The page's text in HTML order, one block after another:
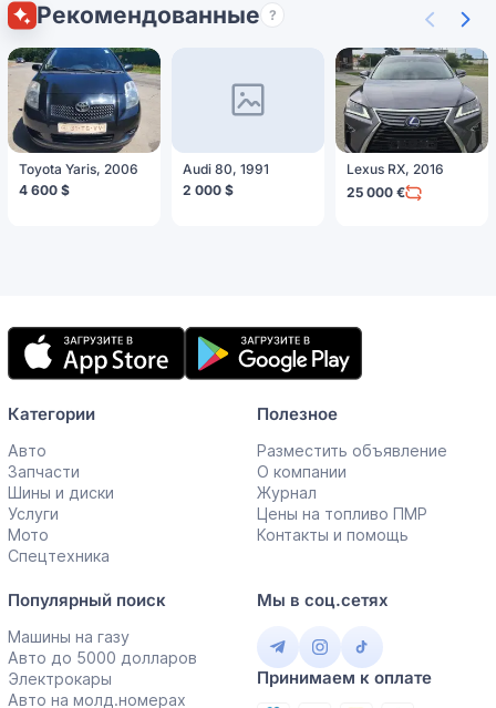
Рекомендованные ?
Toyota Yaris, 2006
4 600 $
Audi 80, 1991
2 000 $
Lexus RX, 2016
25 000 €
Мобильное
приложение
Категории
Авто
Запчасти
Шины и диски
Услуги
Мото
Спецтехника
Полезное
Разместить объявление
О компании
Журнал
Цены на топливо ПМР
Контакты и помощь
Популярный поиск
Машины на газу
Авто до 5000 долларов
Электрокары
Авто на молд.номерах
Мы в соц.сетях
Принимаем к оплате